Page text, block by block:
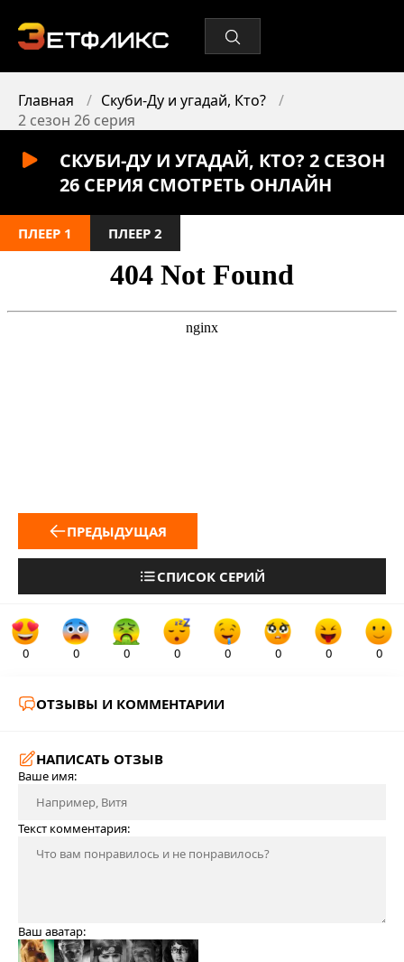
Главная
Скуби-Ду и угадай, Кто?
2 сезон 26 серия
СКУБИ-ДУ И УГАДАЙ, КТО? 2 СЕЗОН
26 СЕРИЯ СМОТРЕТЬ ОНЛАЙН
ПЛЕЕР 1 ПЛЕЕР 2
ПРЕДЫДУЩАЯ
СПИСОК СЕРИЙ
0 0 0 0 0 0 0 0
ОТЗЫВЫ И КОММЕНТАРИИ
НАПИСАТЬ ОТЗЫВ
Ваше имя:
Текст комментария:
Ваш аватар: